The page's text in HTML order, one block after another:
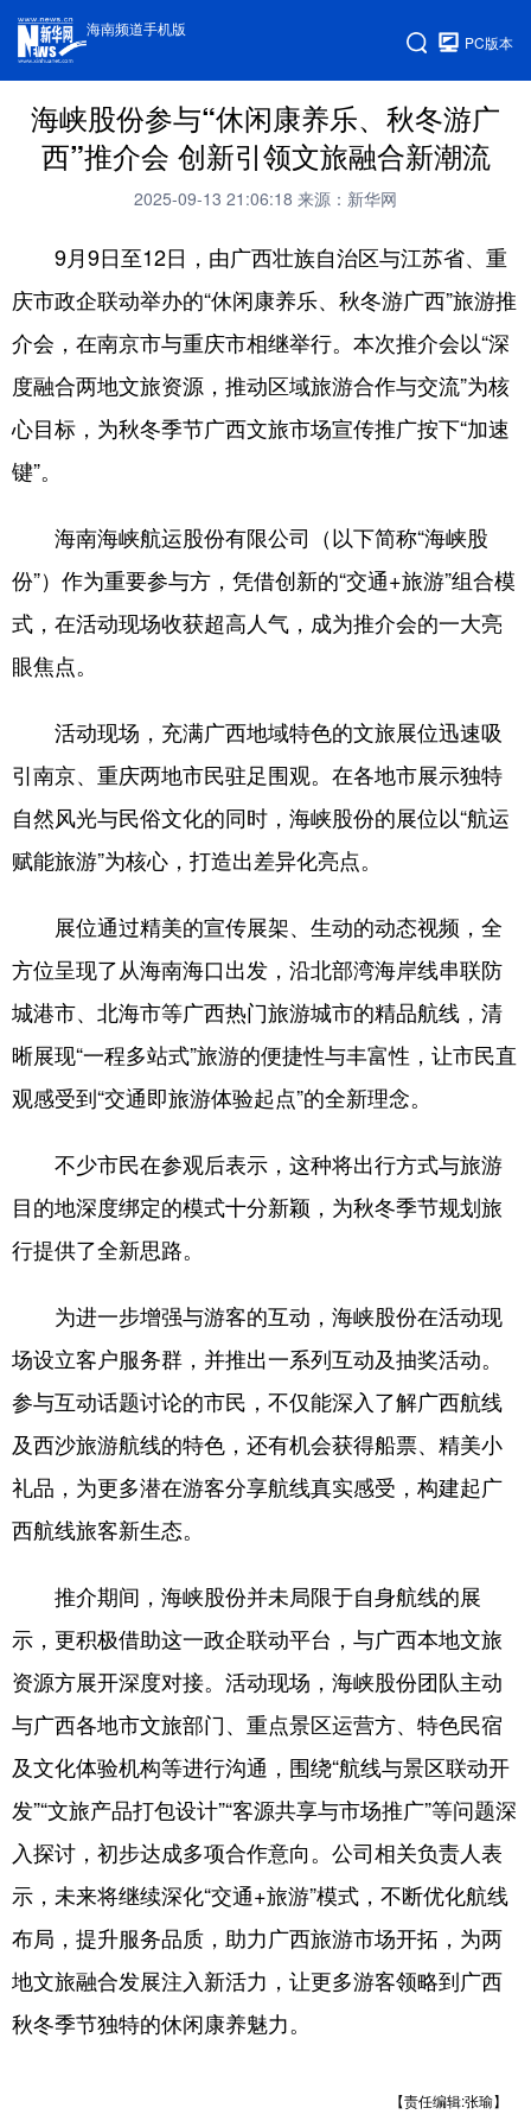
海南频道手机版
PC版本
海峡股份参与“休闲康养乐、秋冬游广
西”推介会 创新引领文旅融合新潮流
2025-09-13 21:06:18 来源：新华网
9月9日至12日，由广西壮族自治区与江苏省、重
庆市政企联动举办的“休闲康养乐、秋冬游广西”旅游推
介会，在南京市与重庆市相继举行。本次推介会以“深
度融合两地文旅资源，推动区域旅游合作与交流”为核
心目标，为秋冬季节广西文旅市场宣传推广按下“加速
键”。
海南海峡航运股份有限公司（以下简称“海峡股
份”）作为重要参与方，凭借创新的“交通+旅游”组合模
式，在活动现场收获超高人气，成为推介会的一大亮
眼焦点。
活动现场，充满广西地域特色的文旅展位迅速吸
引南京、重庆两地市民驻足围观。在各地市展示独特
自然风光与民俗文化的同时，海峡股份的展位以“航运
赋能旅游”为核心，打造出差异化亮点。
展位通过精美的宣传展架、生动的动态视频，全
方位呈现了从海南海口出发，沿北部湾海岸线串联防
城港市、北海市等广西热门旅游城市的精品航线，清
晰展现“一程多站式”旅游的便捷性与丰富性，让市民直
观感受到“交通即旅游体验起点”的全新理念。
不少市民在参观后表示，这种将出行方式与旅游
目的地深度绑定的模式十分新颖，为秋冬季节规划旅
行提供了全新思路。
为进一步增强与游客的互动，海峡股份在活动现
场设立客户服务群，并推出一系列互动及抽奖活动。
参与互动话题讨论的市民，不仅能深入了解广西航线
及西沙旅游航线的特色，还有机会获得船票、精美小
礼品，为更多潜在游客分享航线真实感受，构建起广
西航线旅客新生态。
推介期间，海峡股份并未局限于自身航线的展
示，更积极借助这一政企联动平台，与广西本地文旅
资源方展开深度对接。活动现场，海峡股份团队主动
与广西各地市文旅部门、重点景区运营方、特色民宿
及文化体验机构等进行沟通，围绕“航线与景区联动开
发”“文旅产品打包设计”“客源共享与市场推广”等问题深
入探讨，初步达成多项合作意向。公司相关负责人表
示，未来将继续深化“交通+旅游”模式，不断优化航线
布局，提升服务品质，助力广西旅游市场开拓，为两
地文旅融合发展注入新活力，让更多游客领略到广西
秋冬季节独特的休闲康养魅力。
【责任编辑:张瑜】